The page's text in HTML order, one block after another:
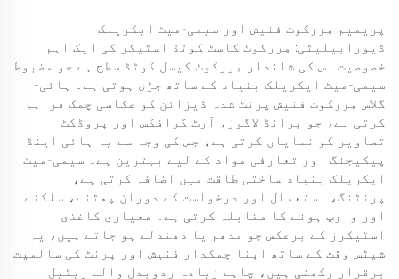
پریمیم مِررکوٹ فنیش اور سیمی-میٹ ایکریلک
ڈیورابیلیٹی: مِررکوٹ کاسٹ کوٹڈ اسٹیکر کی ایک اہم
خصوصیت اس کی شاندار مِررکوٹ کیسل کوٹڈ سطح ہے جو مضبوط
سیمی-میٹ ایکریلک بنیاد کے ساتھ جڑی ہوتی ہے۔ ہائی-
گلاس مِررکوٹ فنیش پرنٹ شدہ ڈیزائن کو عکاسی چمک فراہم
کرتی ہے، جو برانڈ لاگوز، آرٹ گرافکس اور پروڈکٹ
تصاویر کو نمایاں کرتی ہے، جس کی وجہ سے یہ ہائی اینڈ
پیکیجنگ اور تعارفی مواد کے لیے بہترین ہے۔ سیمی-میٹ
ایکریلک بنیاد ساختی طاقت میں اضافہ کرتی ہے،
پرنٹنگ، استعمال اور درخواست کے دوران پھٹنے، سلکنے
اور وارپ ہونے کا مقابلہ کرتی ہے۔ معیاری کاغذی
اسٹیکرز کے برعکس جو مدھم یا دھندلے ہو جاتے ہیں، یہ
شیٹس وقت کے ساتھ اپنا چمکدار فنیش اور پرنٹ کی سالمیت
برقرار رکھتی ہیں، چاہے زیادہ ردوبدل والے ریٹیل